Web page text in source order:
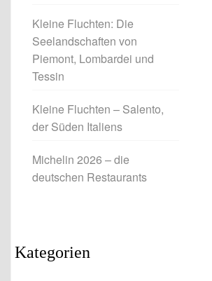
Kleine Fluchten: Die
Seelandschaften von
Piemont, Lombardei und
Tessin
Kleine Fluchten – Salento,
der Süden Italiens
Michelin 2026 – die
deutschen Restaurants
Kategorien